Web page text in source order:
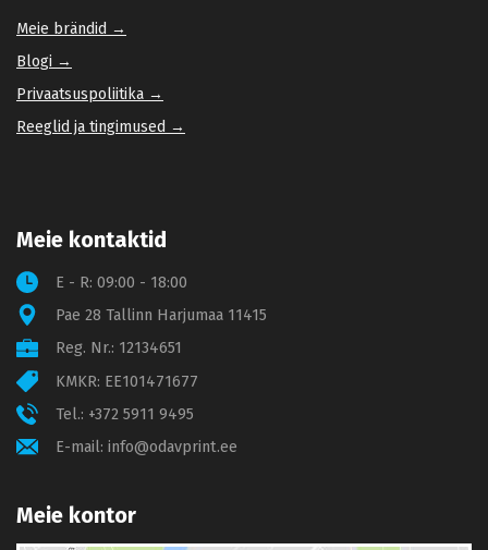
Meie brändid →
Blogi →
Privaatsuspoliitika →
Reeglid ja tingimused →
Meie kontaktid
E - R: 09:00 - 18:00
Pae 28 Tallinn Harjumaa 11415
Reg. Nr.: 12134651
KMKR: EE101471677
Tel.: +372 5911 9495
E-mail: info@odavprint.ee
Meie kontor